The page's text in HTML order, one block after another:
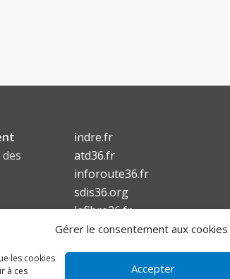
indre.fr
atd36.fr
inforoute36.fr
sdis36.org
lafibre36.fr
Gérer le consentement aux cookies
les cookies
à ces
Accepter